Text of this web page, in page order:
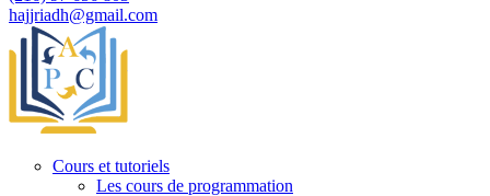
hajjriadh@gmail.com
Cours et tutoriels
Les cours de programmation